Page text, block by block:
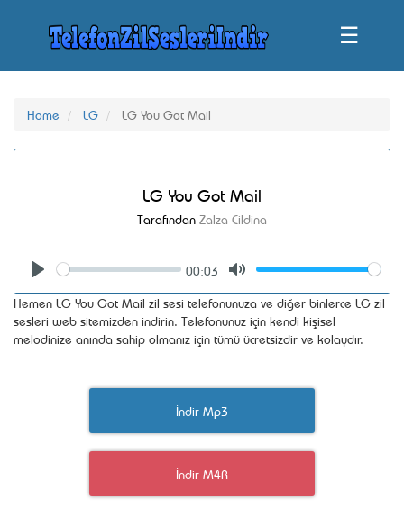
☰
Home LG LG You Got Mail
LG You Got Mail
Tarafından Zalza Cildina
Seek
00:03
Volume
Hemen LG You Got Mail zil sesi telefonunuza ve diğer binlerce LG zil
sesleri web sitemizden indirin. Telefonunuz için kendi kişisel
melodinize anında sahip olmanız için tümü ücretsizdir ve kolaydır.
İndir Mp3
İndir M4R